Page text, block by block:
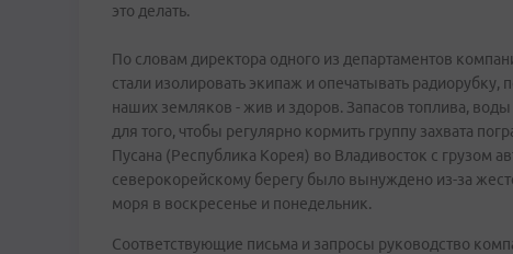
это делать.
По словам директора одного из департаментов
стали изолировать экипаж и опечатывать радиорубку,
наших земляков - жив и здоров. Запасов топлива,
для того, чтобы регулярно кормить группу захвата
Пусана (Республика Корея) во Владивосток с грузом
северокорейскому берегу было вынуждено из-за
моря в воскресенье и понедельник.
Соответствующие письма и запросы руководство